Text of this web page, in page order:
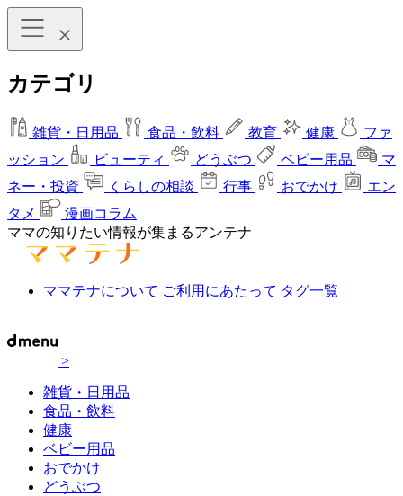
カテゴリ
雑貨・日用品 食品・飲料 教育 健康
ファ
ッション
ビューティ どうぶつ ベビー用品
マ
ネー・投資
くらしの相談 行事 おでかけ
エン
タメ
漫画コラム
ママの知りたい情報が集まるアンテナ
ママテナについて ご利用にあたって タグ一覧
>
雑貨・日用品
食品・飲料
健康
ベビー用品
おでかけ
どうぶつ